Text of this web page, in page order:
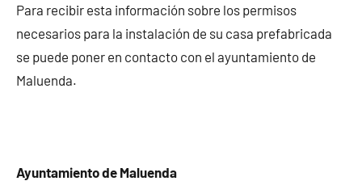
Para recibir esta información sobre los permisos
necesarios para la instalación de su casa prefabricada
se puede poner en contacto con el ayuntamiento de
Maluenda.
Ayuntamiento de Maluenda